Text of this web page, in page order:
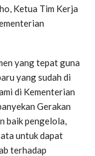
Ketua Tim Kerja
yang tepat guna
yang sudah di
di Kementerian
Gerakan
baik pengelola,
untuk dapat
terhadap